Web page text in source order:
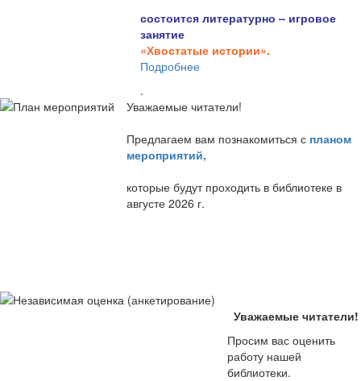
состоится литературно – игровое
занятие
«Хвостатые истории».
Подробнее
.
Уважаемые читатели!
Предлагаем вам познакомиться с планом
мероприятий,
которые будут проходить в библиотеке в
августе 2026 г.
Уважаемые читатели!
Просим вас оценить
работу нашей
библиотеки.